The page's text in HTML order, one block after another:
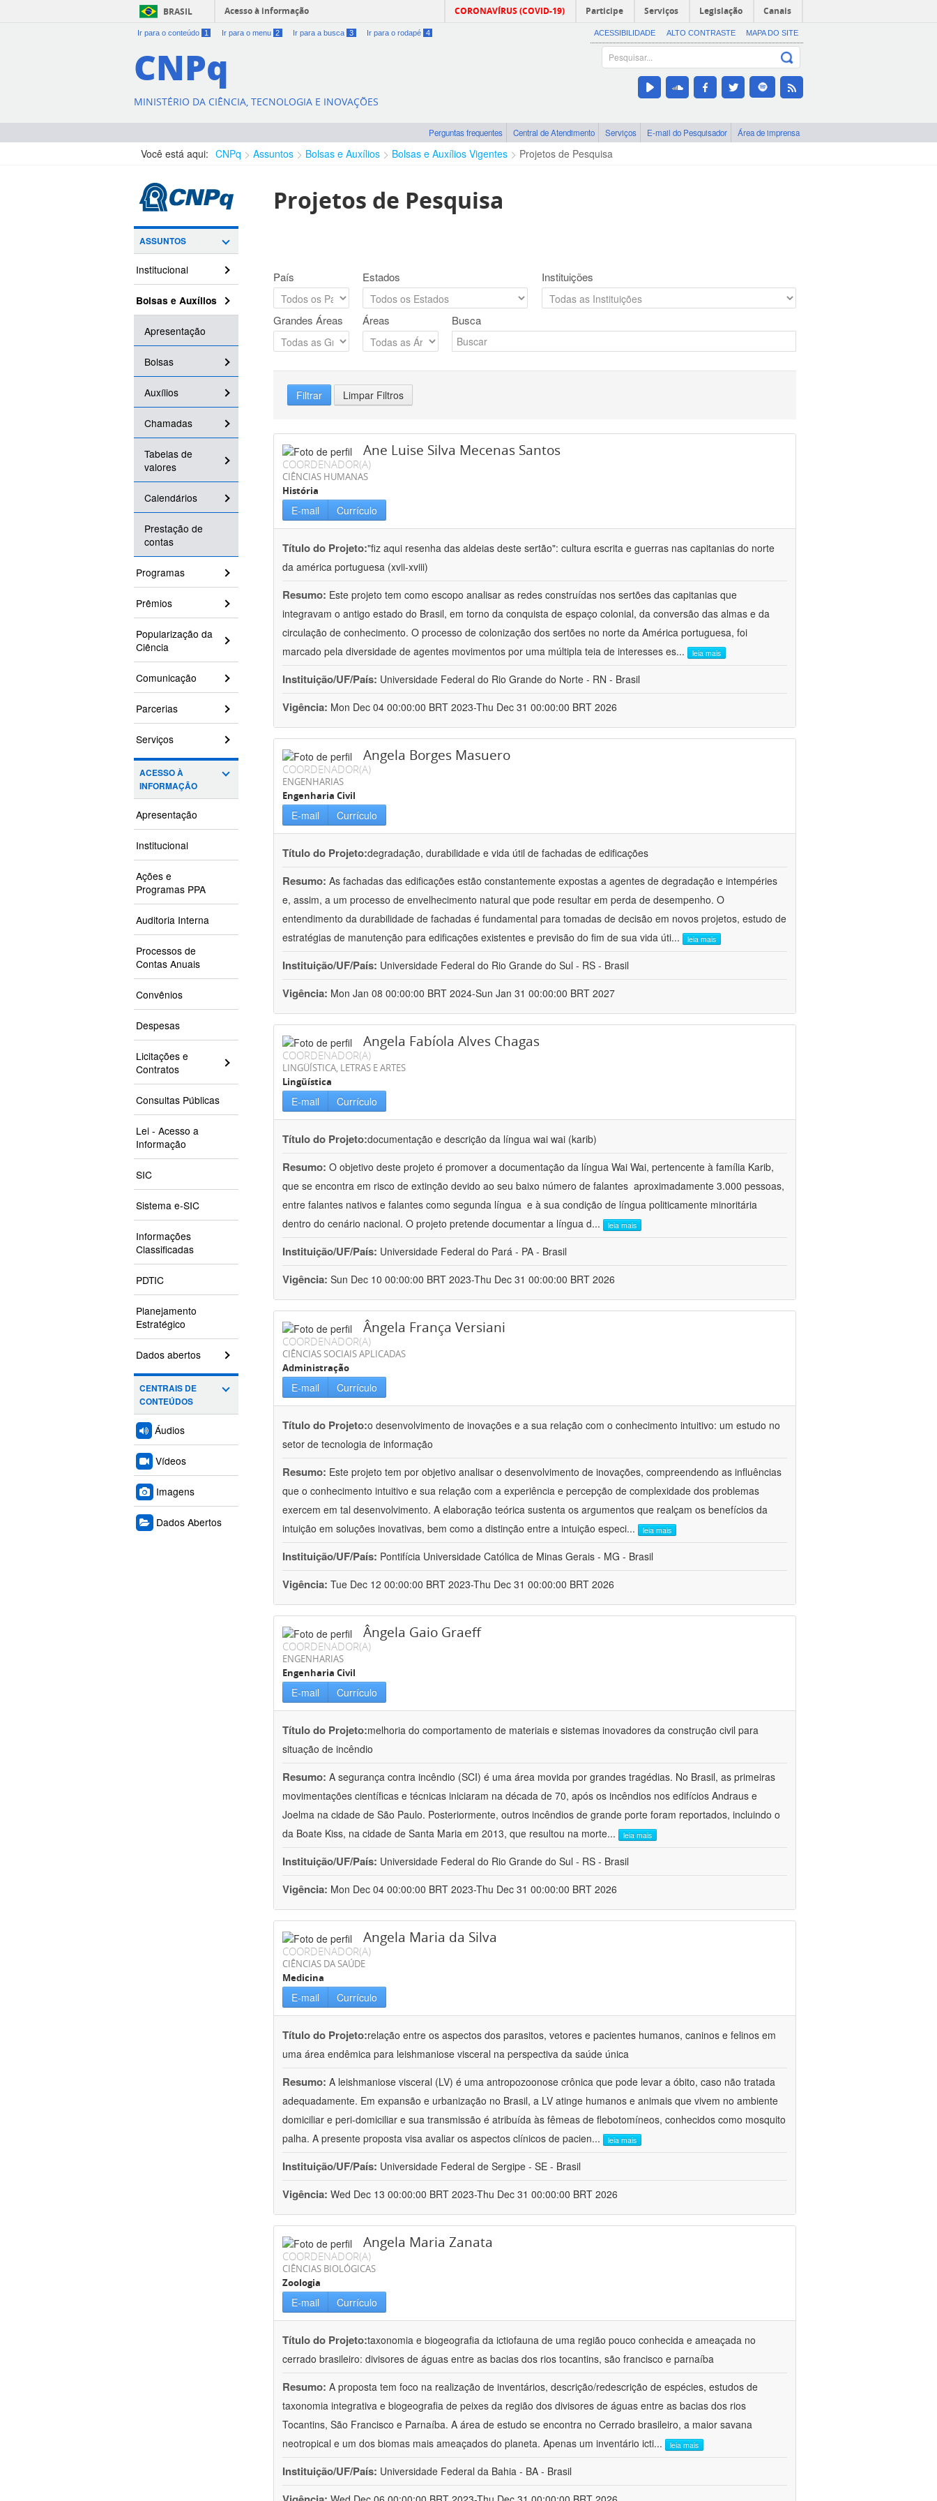
BRASIL Acesso à informação CORONAVÍRUS (COVID-19) Participe Serviços Legislação Canais
Ir para o conteúdo 1 Ir para o menu 2 Ir para a busca 3 Ir para o rodapé 4 ACESSIBILIDADE ALTO CONTRASTE MAPA DO SITE
CNPq
MINISTÉRIO DA CIÊNCIA, TECNOLOGIA E INOVAÇÕES
Perguntas frequentes Central de Atendimento Serviços E-mail do Pesquisador Área de imprensa
Você está aqui: CNPq Assuntos Bolsas e Auxílios Bolsas e Auxílios Vigentes Projetos de Pesquisa
ASSUNTOS
Institucional
Bolsas e Auxílios
Apresentação
Bolsas
Auxílios
Chamadas
Tabelas de
valores
Calendários
Prestação de
contas
Programas
Prêmios
Popularização da
Ciência
Comunicação
Parcerias
Serviços
ACESSO À
INFORMAÇÃO
Apresentação
Institucional
Ações e
Programas PPA
Auditoria Interna
Processos de
Contas Anuais
Convênios
Despesas
Licitações e
Contratos
Consultas Públicas
Lei - Acesso a
Informação
SIC
Sistema e-SIC
Informações
Classificadas
PDTIC
Planejamento
Estratégico
Dados abertos
CENTRAIS DE
CONTEÚDOS
Áudios
Vídeos
Imagens
Dados Abertos
Projetos de Pesquisa
País Estados Instituições
Grandes Áreas Áreas Busca
Filtrar Limpar Filtros
Ane Luise Silva Mecenas Santos
COORDENADOR(A)
CIÊNCIAS HUMANAS
História
E-mail Currículo
Título do Projeto:"fiz aqui resenha das aldeias deste sertão": cultura escrita e guerras nas capitanias do norte
da américa portuguesa (xvii-xviii)
Resumo: Este projeto tem como escopo analisar as redes construídas nos sertões das capitanias que
integravam o antigo estado do Brasil, em torno da conquista de espaço colonial, da conversão das almas e da
circulação de conhecimento. O processo de colonização dos sertões no norte da América portuguesa, foi
marcado pela diversidade de agentes movimentos por uma múltipla teia de interesses es... leia mais
Instituição/UF/País: Universidade Federal do Rio Grande do Norte - RN - Brasil
Vigência: Mon Dec 04 00:00:00 BRT 2023-Thu Dec 31 00:00:00 BRT 2026
Angela Borges Masuero
COORDENADOR(A)
ENGENHARIAS
Engenharia Civil
E-mail Currículo
Título do Projeto:degradação, durabilidade e vida útil de fachadas de edificações
Resumo: As fachadas das edificações estão constantemente expostas a agentes de degradação e intempéries
e, assim, a um processo de envelhecimento natural que pode resultar em perda de desempenho. O
entendimento da durabilidade de fachadas é fundamental para tomadas de decisão em novos projetos, estudo de
estratégias de manutenção para edificações existentes e previsão do fim de sua vida úti... leia mais
Instituição/UF/País: Universidade Federal do Rio Grande do Sul - RS - Brasil
Vigência: Mon Jan 08 00:00:00 BRT 2024-Sun Jan 31 00:00:00 BRT 2027
Angela Fabíola Alves Chagas
COORDENADOR(A)
LINGÜÍSTICA, LETRAS E ARTES
Lingüística
E-mail Currículo
Título do Projeto:documentação e descrição da língua wai wai (karib)
Resumo: O objetivo deste projeto é promover a documentação da língua Wai Wai, pertencente à família Karib,
que se encontra em risco de extinção devido ao seu baixo número de falantes  aproximadamente 3.000 pessoas,
entre falantes nativos e falantes como segunda língua  e à sua condição de língua politicamente minoritária
dentro do cenário nacional. O projeto pretende documentar a língua d... leia mais
Instituição/UF/País: Universidade Federal do Pará - PA - Brasil
Vigência: Sun Dec 10 00:00:00 BRT 2023-Thu Dec 31 00:00:00 BRT 2026
Ângela França Versiani
COORDENADOR(A)
CIÊNCIAS SOCIAIS APLICADAS
Administração
E-mail Currículo
Título do Projeto:o desenvolvimento de inovações e a sua relação com o conhecimento intuitivo: um estudo no
setor de tecnologia de informação
Resumo: Este projeto tem por objetivo analisar o desenvolvimento de inovações, compreendendo as influências
que o conhecimento intuitivo e sua relação com a experiência e percepção de complexidade dos problemas
exercem em tal desenvolvimento. A elaboração teórica sustenta os argumentos que realçam os benefícios da
intuição em soluções inovativas, bem como a distinção entre a intuição especi... leia mais
Instituição/UF/País: Pontifícia Universidade Católica de Minas Gerais - MG - Brasil
Vigência: Tue Dec 12 00:00:00 BRT 2023-Thu Dec 31 00:00:00 BRT 2026
Ângela Gaio Graeff
COORDENADOR(A)
ENGENHARIAS
Engenharia Civil
E-mail Currículo
Título do Projeto:melhoria do comportamento de materiais e sistemas inovadores da construção civil para
situação de incêndio
Resumo: A segurança contra incêndio (SCI) é uma área movida por grandes tragédias. No Brasil, as primeiras
movimentações científicas e técnicas iniciaram na década de 70, após os incêndios nos edifícios Andraus e
Joelma na cidade de São Paulo. Posteriormente, outros incêndios de grande porte foram reportados, incluindo o
da Boate Kiss, na cidade de Santa Maria em 2013, que resultou na morte... leia mais
Instituição/UF/País: Universidade Federal do Rio Grande do Sul - RS - Brasil
Vigência: Mon Dec 04 00:00:00 BRT 2023-Thu Dec 31 00:00:00 BRT 2026
Angela Maria da Silva
COORDENADOR(A)
CIÊNCIAS DA SAÚDE
Medicina
E-mail Currículo
Título do Projeto:relação entre os aspectos dos parasitos, vetores e pacientes humanos, caninos e felinos em
uma área endêmica para leishmaniose visceral na perspectiva da saúde única
Resumo: A leishmaniose visceral (LV) é uma antropozoonose crônica que pode levar a óbito, caso não tratada
adequadamente. Em expansão e urbanização no Brasil, a LV atinge humanos e animais que vivem no ambiente
domiciliar e peri-domiciliar e sua transmissão é atribuída às fêmeas de flebotomíneos, conhecidos como mosquito
palha. A presente proposta visa avaliar os aspectos clínicos de pacien... leia mais
Instituição/UF/País: Universidade Federal de Sergipe - SE - Brasil
Vigência: Wed Dec 13 00:00:00 BRT 2023-Thu Dec 31 00:00:00 BRT 2026
Angela Maria Zanata
COORDENADOR(A)
CIÊNCIAS BIOLÓGICAS
Zoologia
E-mail Currículo
Título do Projeto:taxonomia e biogeografia da ictiofauna de uma região pouco conhecida e ameaçada no
cerrado brasileiro: divisores de águas entre as bacias dos rios tocantins, são francisco e parnaíba
Resumo: A proposta tem foco na realização de inventários, descrição/redescrição de espécies, estudos de
taxonomia integrativa e biogeografia de peixes da região dos divisores de águas entre as bacias dos rios
Tocantins, São Francisco e Parnaíba. A área de estudo se encontra no Cerrado brasileiro, a maior savana
neotropical e um dos biomas mais ameaçados do planeta. Apenas um inventário icti... leia mais
Instituição/UF/País: Universidade Federal da Bahia - BA - Brasil